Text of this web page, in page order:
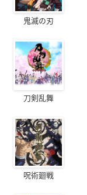
鬼滅の刃
刀剣乱舞
呪術廻戦